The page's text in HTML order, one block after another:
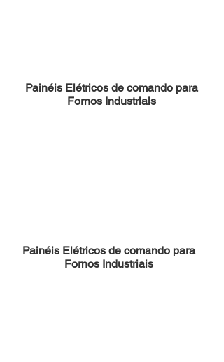
Painéis Elétricos de comando para
Fornos Industriais
Painéis Elétricos de comando para
Fornos Industriais